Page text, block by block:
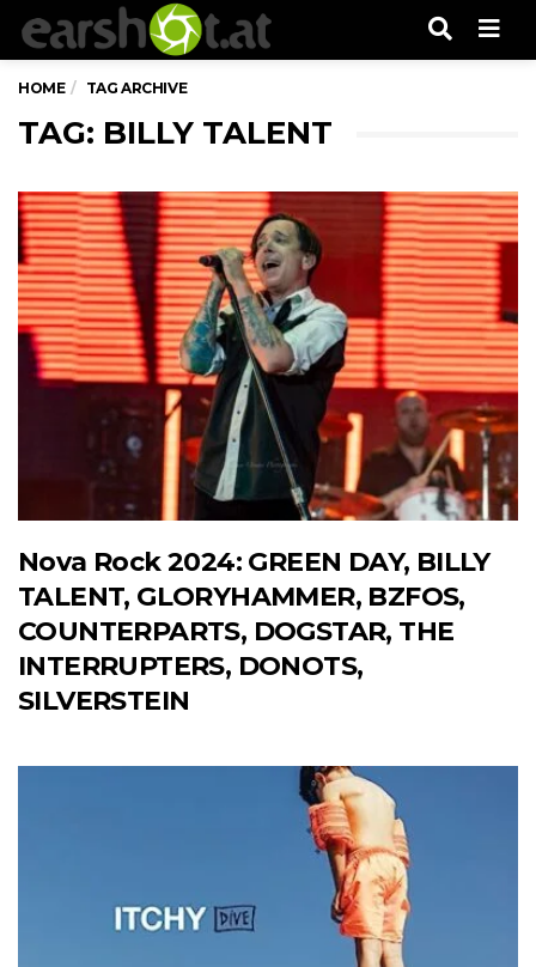
HOME TAG ARCHIVE
TAG: BILLY TALENT
Nova Rock 2024: GREEN DAY, BILLY
TALENT, GLORYHAMMER, BZFOS,
COUNTERPARTS, DOGSTAR, THE
INTERRUPTERS, DONOTS,
SILVERSTEIN